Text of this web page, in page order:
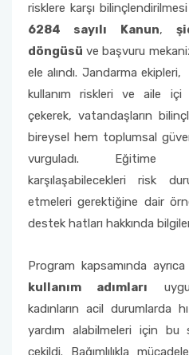
risklere karşı
6284 sayılı Kanun,
döngüsü ve başvuru
ele alındı. Jandarma ekipleri,
kullanım riskleri ve aile içi
çekerek, vatandaşların
bireysel hem toplumsal
vurguladı. Eğitime
karşılaşabilecekleri risk
etmeleri gerektiğine dair
destek hatları hakkında
Program kapsamında ayrıca
kullanım adımları
kadınların acil durumlarda
yardım alabilmeleri için
çekildi. Bağımlılıkla